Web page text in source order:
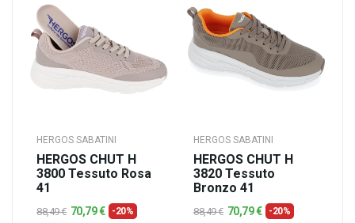
HERGOS SABATINI
HERGOS CHUT H
3800 Tessuto Rosa
41
88,49 € 70,79 € -20%
HERGOS SABATINI
HERGOS CHUT H
3820 Tessuto
Bronzo 41
88,49 € 70,79 € -20%